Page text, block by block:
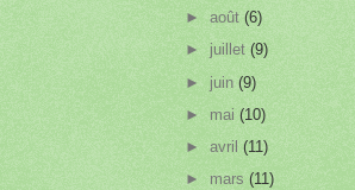
►août(6)
► juillet(9)
► juin(9)
► mai(10)
►avril(11)
► mars(11)